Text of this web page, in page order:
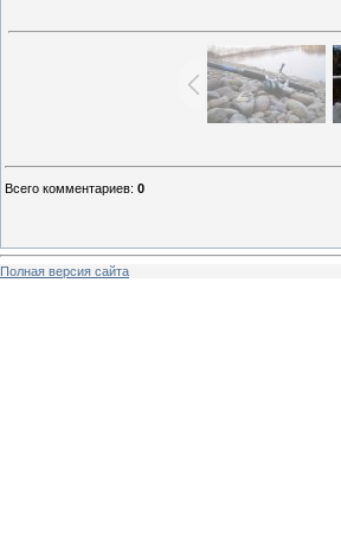
Всего комментариев: 0
Полная версия сайта